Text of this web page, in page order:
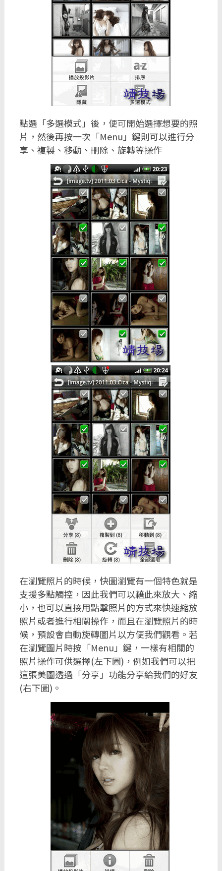
點選「多選模式」後，便可開始選擇想要的照
片，然後再按一次「Menu」鍵則可以進行分
享、複製、移動、刪除、旋轉等操作
在瀏覽照片的時候，快圖瀏覽有一個特色就是
支援多點觸控，因此我們可以藉此來放大、縮
小，也可以直接用點擊照片的方式來快速縮放
照片或者進行相關操作，而且在瀏覽照片的時
候，預設會自動旋轉圖片以方便我們觀看。若
在瀏覽圖片時按「Menu」鍵，一樣有相關的
照片操作可供選擇(左下圖)，例如我們可以把
這張美圖透過「分享」功能分享給我們的好友
(右下圖)。